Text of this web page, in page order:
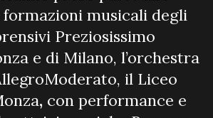
musicali degli
Preziosissimo
e di Milano, l’orchestra
il Liceo
, con performance e